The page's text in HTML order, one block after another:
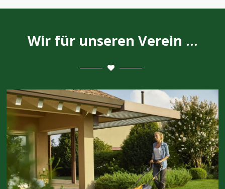
Wir für unseren Verein …